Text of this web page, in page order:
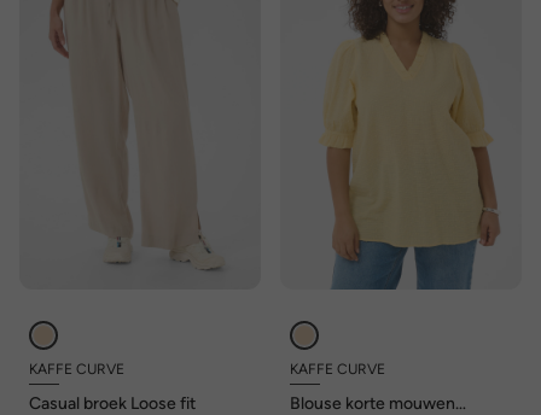
KAFFE CURVE
Casual broek Loose fit
KAFFE CURVE
Blouse korte mouwen